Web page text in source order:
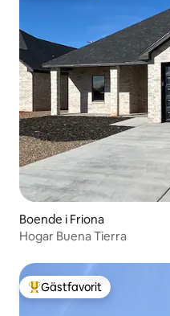
Boende i Friona
Hogar Buena Tierra
Populär gästfavorit
Gästfavorit